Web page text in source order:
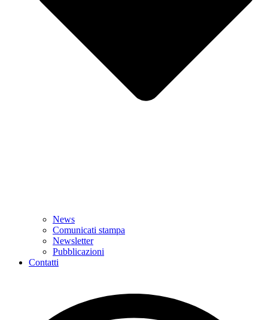
News
Comunicati stampa
Newsletter
Pubblicazioni
Contatti